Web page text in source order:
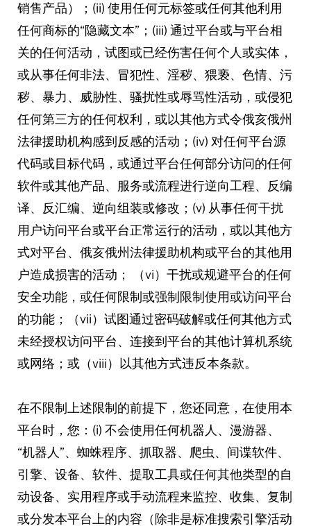
销售产品）；(ii) 使用任何元标签或任何其他利用
任何商标的“隐藏文本”；(iii) 通过平台或与平台相
关的任何活动，试图或已经伤害任何个人或实体，
或从事任何非法、冒犯性、淫秽、猥亵、色情、污
秽、暴力、威胁性、骚扰性或辱骂性活动，或侵犯
任何第三方的任何权利，或以其他方式令俄亥俄州
法律援助机构感到反感的活动；(iv) 对任何平台源
代码或目标代码，或通过平台任何部分访问的任何
软件或其他产品、服务或流程进行逆向工程、反编
译、反汇编、逆向组装或修改；(v) 从事任何干扰
用户访问平台或平台正常运行的活动，或以其他方
式对平台、俄亥俄州法律援助机构或平台的其他用
户造成损害的活动； （vi）干扰或规避平台的任何
安全功能，或任何限制或强制限制使用或访问平台
的功能；（vii）试图通过密码破解或任何其他方式
未经授权访问平台、连接到平台的其他计算机系统
或网络；或（viii）以其他方式违反本条款。
在不限制上述限制的前提下，您还同意，在使用本
平台时，您：(i) 不会使用任何机器人、漫游器、
“机器人”、蜘蛛程序、抓取器、爬虫、间谍软件、
引擎、设备、软件、提取工具或任何其他类型的自
动设备、实用程序或手动流程来监控、收集、复制
或分发本平台上的内容（除非是标准搜索引擎活动